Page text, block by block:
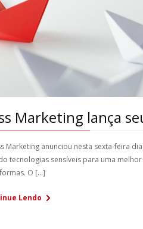
Marketing lança
Marketing anunciou nesta sexta-feira
tecnologias sensíveis para uma
O [...]
Lendo